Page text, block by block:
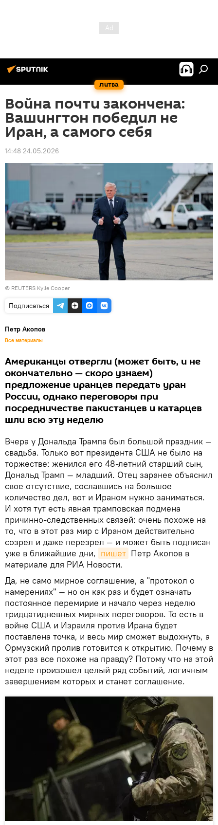
Литва
Война почти закончена:
Вашингтон победил не
Иран, а самого себя
14:48 24.05.2026
© REUTERS Kylie Cooper
Подписаться
Петр Акопов
Все материалы
Американцы отвергли (может быть, и не
окончательно — скоро узнаем)
предложение иранцев передать уран
России, однако переговоры при
посредничестве пакистанцев и катарцев
шли всю эту неделю
Вчера у Дональда Трампа был большой праздник —
свадьба. Только вот президента США не было на
торжестве: женился его 48-летний старший сын,
Дональд Трамп — младший. Отец заранее объяснил
свое отсутствие, сославшись на большое
количество дел, вот и Ираном нужно заниматься.
И хотя тут есть явная трамповская подмена
причинно-следственных связей: очень похоже на
то, что в этот раз мир с Ираном действительно
созрел и даже перезрел — и может быть подписан
уже в ближайшие дни, пишет Петр Акопов в
материале для РИА Новости.
Да, не само мирное соглашение, а "протокол о
намерениях" — но он как раз и будет означать
постоянное перемирие и начало через неделю
тридцатидневных мирных переговоров. То есть в
войне США и Израиля против Ирана будет
поставлена точка, и весь мир сможет выдохнуть, а
Ормузский пролив готовится к открытию. Почему в
этот раз все похоже на правду? Потому что на этой
неделе произошел целый ряд событий, логичным
завершением которых и станет соглашение.